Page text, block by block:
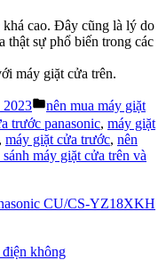
khá cao. Đây cũng là lý do
thật sự phổ biến trong các
máy giặt cửa trên.
2023
Posted
in
nên mua máy giặt
trước panasonic, máy giặt
, máy giặt cửa trước, nên
sánh máy giặt cửa trên và
CU/CS-YZ18XKH
không